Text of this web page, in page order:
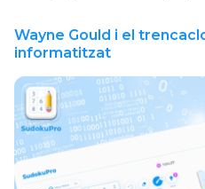
Wayne Gould i el
informatitzat